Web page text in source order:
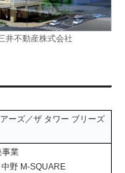
井不動産株式会社
ーズ／ザ タワー ブリーズ
事業
野 M-SQUARE